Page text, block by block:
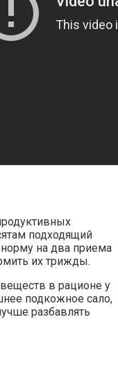
подходящий
на два приема
их трижды.
в рационе у
подкожное сало,
разбавлять